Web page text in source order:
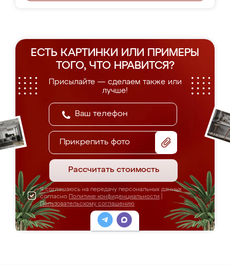
ЕСТЬ КАРТИНКИ ИЛИ ПРИМЕРЫ
ТОГО, ЧТО НРАВИТСЯ?
Присылайте — сделаем также или
лучше!
Прикрепить фото
Рассчитать стоимость
Я соглашаюсь на передачу персональных данных
согласно Политике конфиденциальности
Пользовательскому соглашению